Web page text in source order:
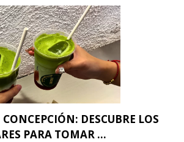
DESCUBRE LOS
PARA TOMAR ...